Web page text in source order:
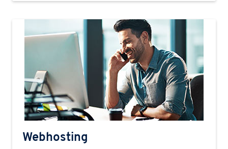
Webhosting